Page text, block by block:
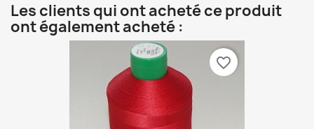
Les clients qui ont acheté ce produit
ont également acheté :
favorite_border